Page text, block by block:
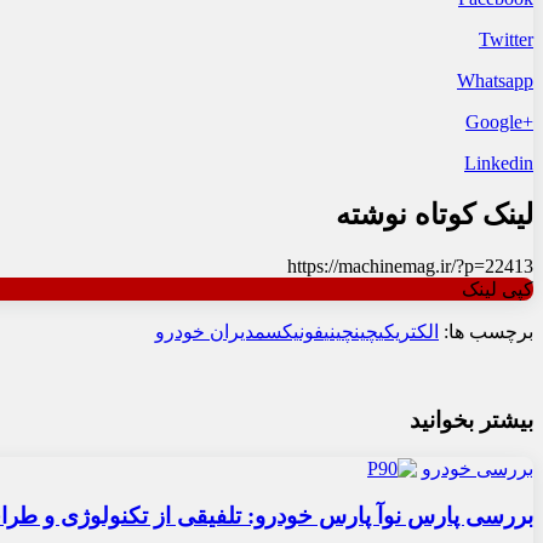
Twitter
Whatsapp
+Google
Linkedin
لینک کوتاه نوشته
https://machinemag.ir/?p=22413
کپی لینک
برچسب ها: الکتریکیچینچینیفونیکسمدیران خودرو
بیشتر بخوانید
بررسی خودرو
بررسی پارس نوآ پارس خودرو: تلفیقی از تکنولوژی و